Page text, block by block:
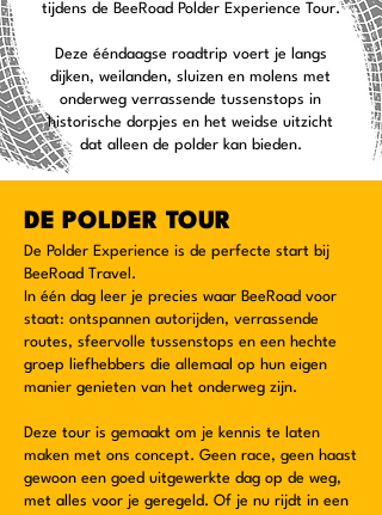
tijdens de BeeRoad Polder Experience Tour.
Deze ééndaagse roadtrip voert je langs
dijken, weilanden, sluizen en molens met
onderweg verrassende tussenstops in
historische dorpjes en het weidse uitzicht
dat alleen de polder kan bieden.
DE POLDER TOUR
De Polder Experience is de perfecte start bij
BeeRoad Travel.
In één dag leer je precies waar BeeRoad voor
staat: ontspannen autorijden, verrassende
routes, sfeervolle tussenstops en een hechte
groep liefhebbers die allemaal op hun eigen
manier genieten van het onderweg zijn.
Deze tour is gemaakt om je kennis te laten
maken met ons concept. Geen race, geen haast
gewoon een goed uitgewerkte dag op de weg,
met alles voor je geregeld. Of je nu rijdt in een